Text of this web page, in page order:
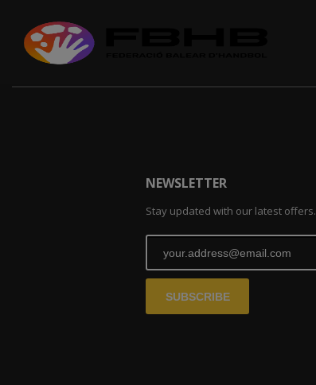
NEWSLETTER
Stay updated with our latest offers.
SUBSCRIBE